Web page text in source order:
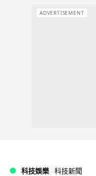
ADVERTISEMENT
科技娛樂 科技新聞